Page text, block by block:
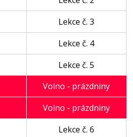
Lekce č. 3
Lekce č. 4
Lekce č. 5
Volno - prázdniny
Volno - prázdniny
Lekce č. 6